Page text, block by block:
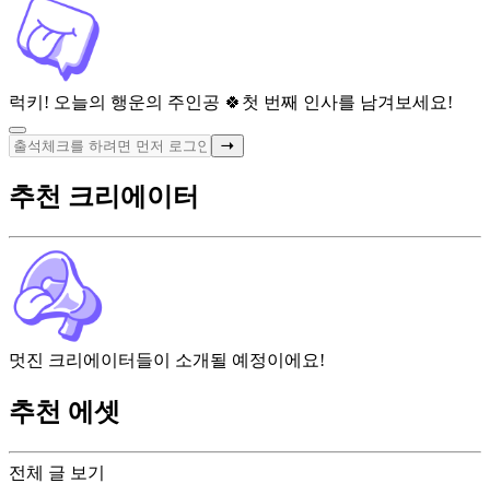
럭키! 오늘의 행운의 주인공 🍀 첫 번째 인사를 남겨보세요!
전체 글 보기
추천 크리에이터
멋진 크리에이터들이 소개될 예정이에요!
추천 에셋